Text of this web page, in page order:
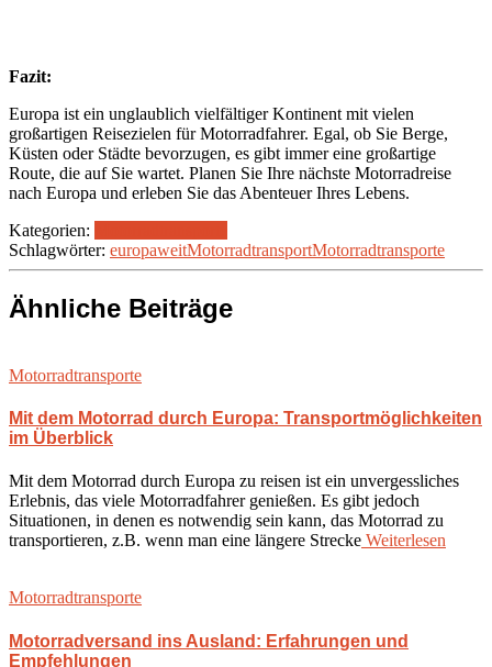
Fazit:
Europa ist ein unglaublich vielfältiger Kontinent mit vielen
großartigen Reisezielen für Motorradfahrer. Egal, ob Sie Berge,
Küsten oder Städte bevorzugen, es gibt immer eine großartige
Route, die auf Sie wartet. Planen Sie Ihre nächste Motorradreise
nach Europa und erleben Sie das Abenteuer Ihres Lebens.
Kategorien:
Schlagwörter: europaweitMotorradtransportMotorradtransporte
Ähnliche Beiträge
Motorradtransporte
Mit dem Motorrad durch Europa: Transportmöglichkeiten
im Überblick
Mit dem Motorrad durch Europa zu reisen ist ein unvergessliches
Erlebnis, das viele Motorradfahrer genießen. Es gibt jedoch
Situationen, in denen es notwendig sein kann, das Motorrad zu
transportieren, z.B. wenn man eine längere Strecke Weiterlesen
Motorradtransporte
Motorradversand ins Ausland: Erfahrungen und
Empfehlungen